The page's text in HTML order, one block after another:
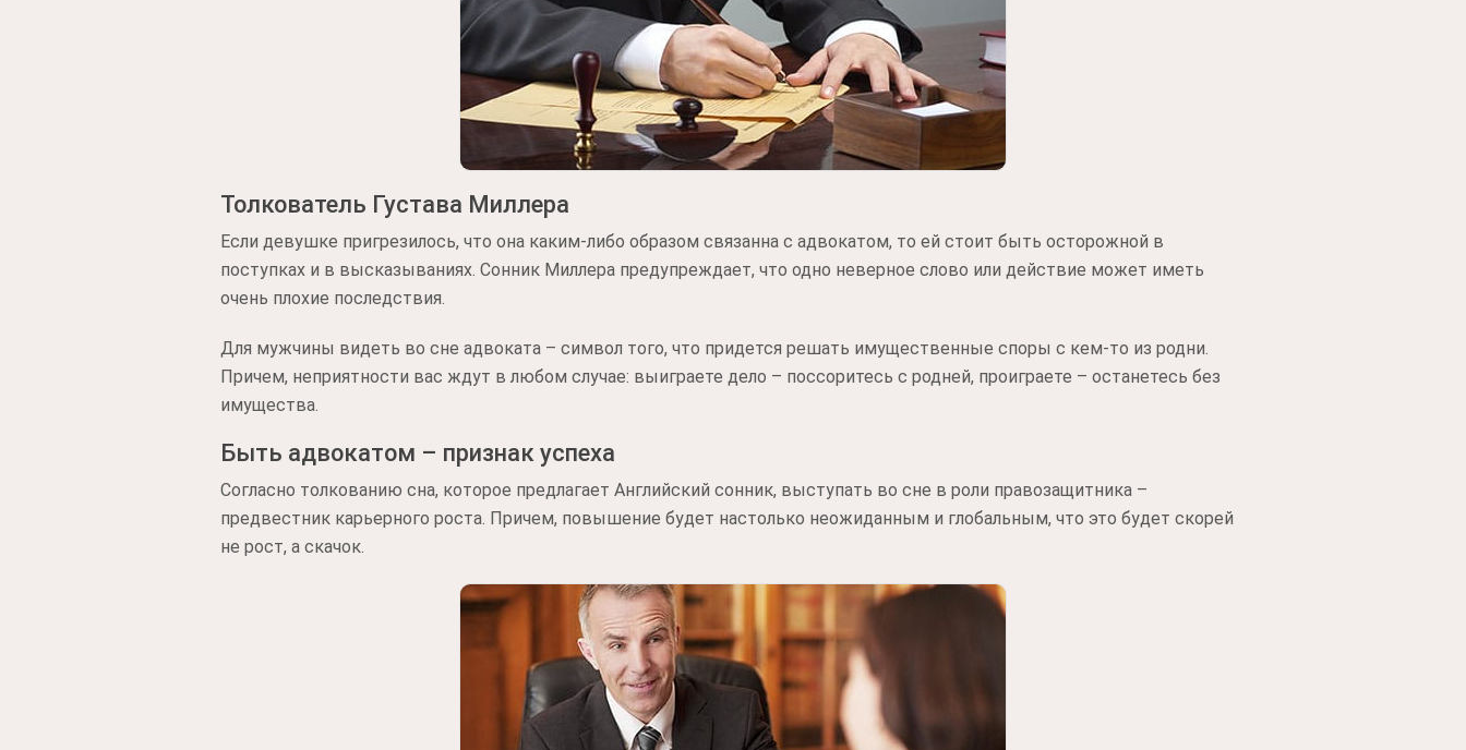
Толкователь Густава Миллера
Если девушке пригрезилось, что она каким-либо образом связанна с адвокатом, то ей стоит быть осторожной в
поступках и в высказываниях. Сонник Миллера предупреждает, что одно неверное слово или действие может иметь
очень плохие последствия.
Для мужчины видеть во сне адвоката – символ того, что придется решать имущественные споры с кем-то из родни.
Причем, неприятности вас ждут в любом случае: выиграете дело – поссоритесь с родней, проиграете – останетесь без
имущества.
Быть адвокатом – признак успеха
Согласно толкованию сна, которое предлагает Английский сонник, выступать во сне в роли правозащитника –
предвестник карьерного роста. Причем, повышение будет настолько неожиданным и глобальным, что это будет скорей
не рост, а скачок.